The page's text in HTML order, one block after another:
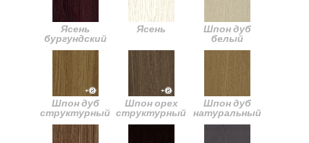
Ясень
бургундский
Ясень
Шпон дуб
белый
Шпон дуб
структурный
Шпон орех
структурный
Шпон дуб
натуральный